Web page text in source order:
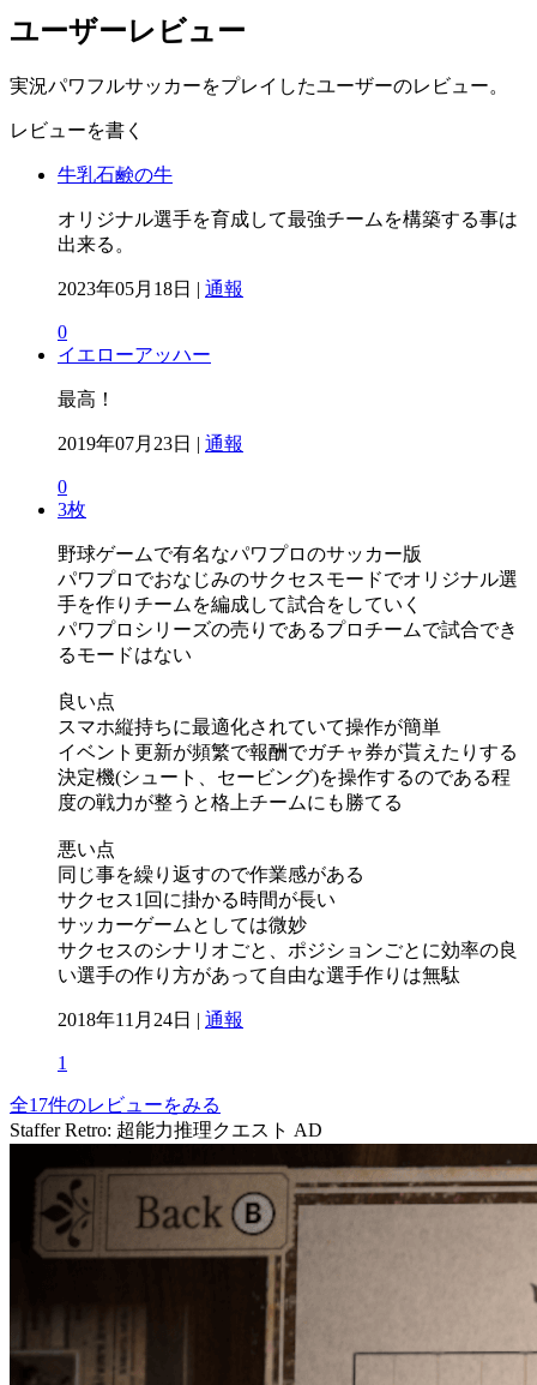
ユーザーレビュー
実況パワフルサッカーをプレイしたユーザーのレビュー。
レビューを書く
牛乳石鹸の牛
オリジナル選手を育成して最強チームを構築する事は
出来る。
2023年05月18日 | 通報
0
イエローアッハー
最高！
2019年07月23日 | 通報
0
3枚
野球ゲームで有名なパワプロのサッカー版
パワプロでおなじみのサクセスモードでオリジナル選
手を作りチームを編成して試合をしていく
パワプロシリーズの売りであるプロチームで試合でき
るモードはない
良い点
スマホ縦持ちに最適化されていて操作が簡単
イベント更新が頻繁で報酬でガチャ券が貰えたりする
決定機(シュート、セービング)を操作するのである程
度の戦力が整うと格上チームにも勝てる
悪い点
同じ事を繰り返すので作業感がある
サクセス1回に掛かる時間が長い
サッカーゲームとしては微妙
サクセスのシナリオごと、ポジションごとに効率の良
い選手の作り方があって自由な選手作りは無駄
2018年11月24日 | 通報
1
全17件のレビューをみる
Staffer Retro: 超能力推理クエスト AD